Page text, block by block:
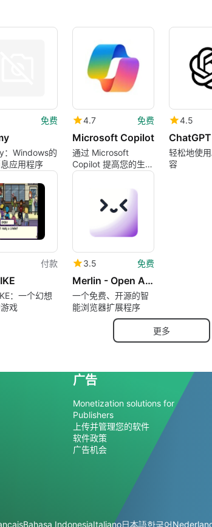
免费
：Windows的
应用程序
4.7 免费
Microsoft Copilot
通过 Microsoft
Copilot 提高您的生产
力
4.5
ChatGPT
轻松地使
容
付款
：一个幻想
戏
3.5 免费
Merlin - Open AI ChatGPT powered assistant
一个免费、开源的智
能浏览器扩展程序
更多
广告
Monetization solutions for
Publishers
上传并管理您的软件
软件政策
广告机会
Bahasa IndonesiaItaliano日本語한국어